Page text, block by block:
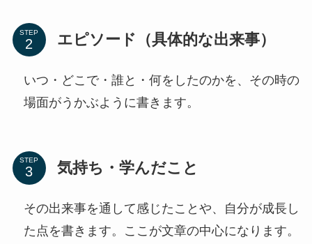
STEP エピソード（具体的な出来事）
いつ・どこで・誰と・何をしたのかを、その時の
場面がうかぶように書きます。
STEP 気持ち・学んだこと
その出来事を通して感じたことや、自分が成長し
た点を書きます。ここが文章の中心になります。